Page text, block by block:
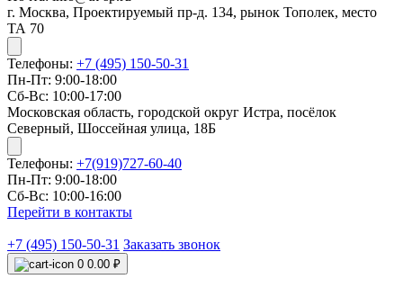
г. Москва, Проектируемый пр-д. 134, рынок Тополек, место
ТА 70
Телефоны: +7 (495) 150-50-31
Пн-Пт: 9:00-18:00
Сб-Вс: 10:00-17:00
Московская область, городской округ Истра, посёлок
Северный, Шоссейная улица, 18Б
Телефоны: +7(919)727-60-40
Пн-Пт: 9:00-18:00
Сб-Вс: 10:00-16:00
Перейти в контакты
+7 (495) 150-50-31 Заказать звонок
0 0.00 ₽